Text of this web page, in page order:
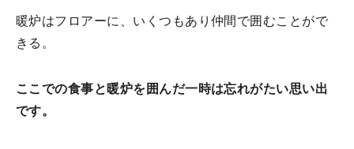
暖炉はフロアーに、いくつもあり仲間で囲むことがで
きる。
ここでの食事と暖炉を囲んだ一時は忘れがたい思い出
です。